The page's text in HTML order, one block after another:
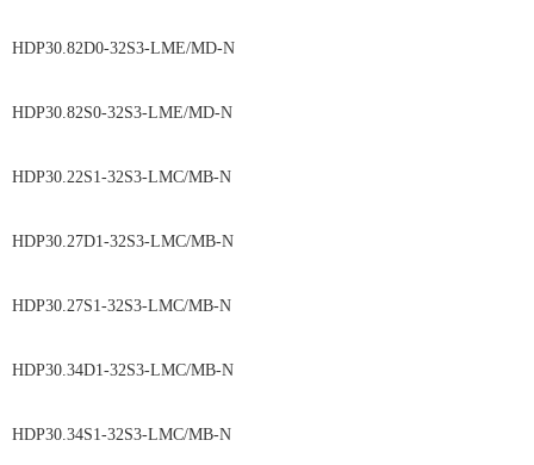
HDP30.82D0-32S3-LME/MD-N
HDP30.82S0-32S3-LME/MD-N
HDP30.22S1-32S3-LMC/MB-N
HDP30.27D1-32S3-LMC/MB-N
HDP30.27S1-32S3-LMC/MB-N
HDP30.34D1-32S3-LMC/MB-N
HDP30.34S1-32S3-LMC/MB-N